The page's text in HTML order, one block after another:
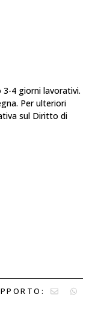
4 giorni lavorativi.
Per ulteriori
sul Diritto di